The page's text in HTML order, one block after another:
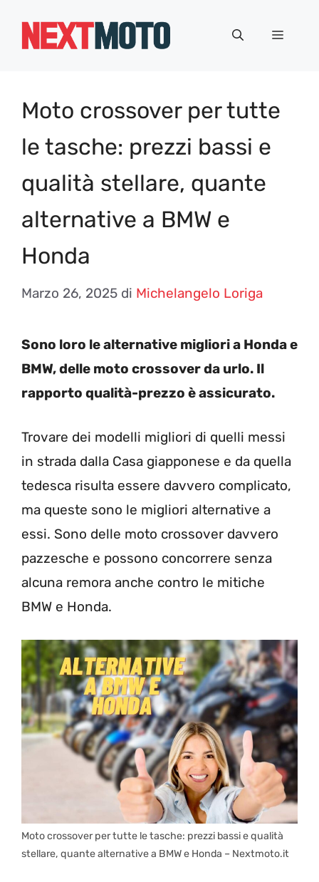
Menu
Moto crossover per tutte
le tasche: prezzi bassi e
qualità stellare, quante
alternative a BMW e
Honda
Marzo 26, 2025 di Michelangelo Loriga
Sono loro le alternative migliori a Honda e
BMW, delle moto crossover da urlo. Il
rapporto qualità-prezzo è assicurato.
Trovare dei modelli migliori di quelli messi
in strada dalla Casa giapponese e da quella
tedesca risulta essere davvero complicato,
ma queste sono le migliori alternative a
essi. Sono delle moto crossover davvero
pazzesche e possono concorrere senza
alcuna remora anche contro le mitiche
BMW e Honda.
Moto crossover per tutte le tasche: prezzi bassi e qualità
stellare, quante alternative a BMW e Honda – Nextmoto.it